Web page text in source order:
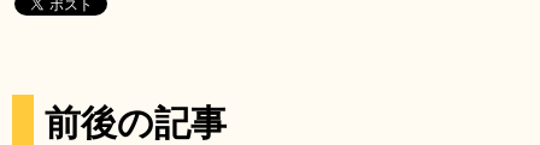
前後の記事